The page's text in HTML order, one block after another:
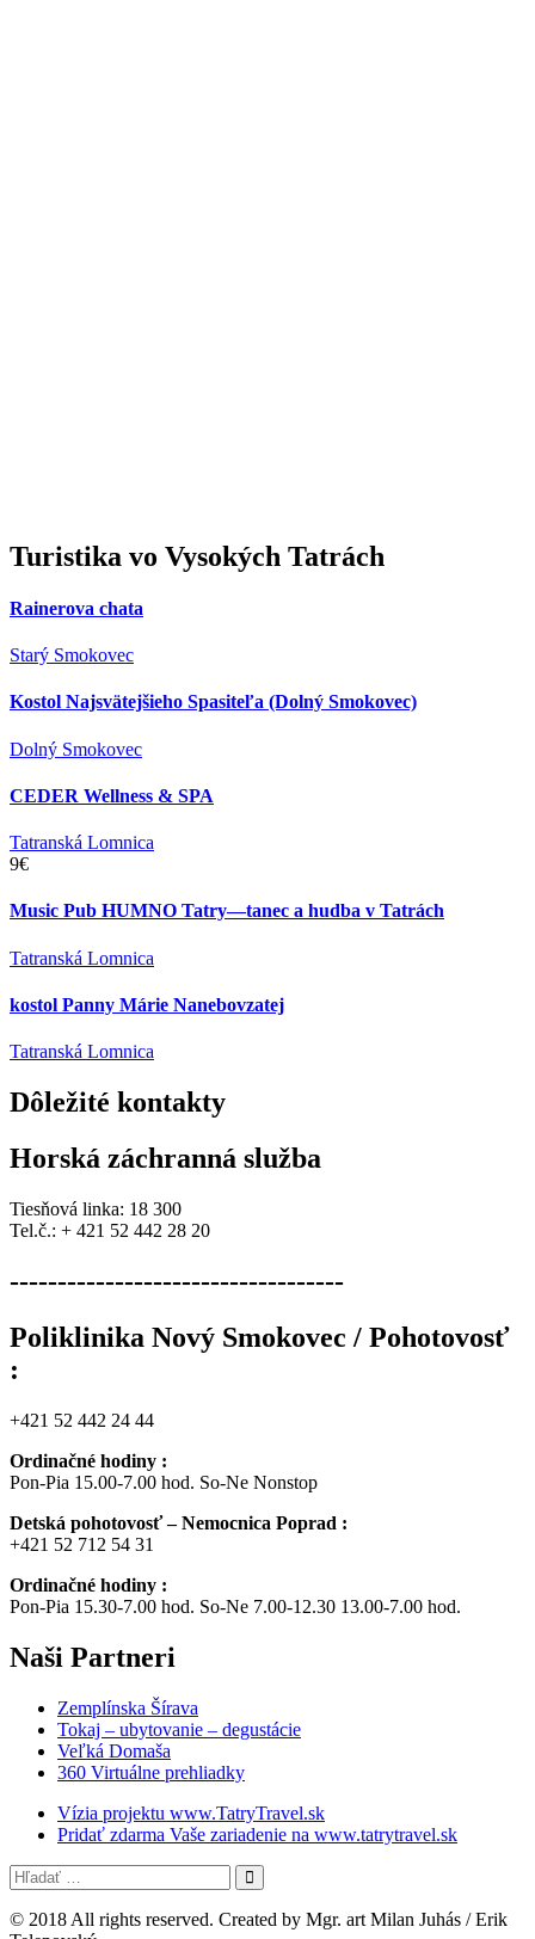
Turistika vo Vysokých Tatrách
Rainerova chata
Starý Smokovec
Kostol Najsvätejšieho Spasiteľa (Dolný Smokovec)
Dolný Smokovec
CEDER Wellness & SPA
Tatranská Lomnica
9€
Music Pub HUMNO Tatry—tanec a hudba v Tatrách
Tatranská Lomnica
kostol Panny Márie Nanebovzatej
Tatranská Lomnica
Dôležité kontakty
Horská záchranná služba
Tiesňová linka: 18 300
Tel.č.: + 421 52 442 28 20
-----------------------------------
Poliklinika Nový Smokovec / Pohotovosť
:
+421 52 442 24 44
Ordinačné hodiny :
Pon-Pia 15.00-7.00 hod. So-Ne Nonstop
Detská pohotovosť – Nemocnica Poprad :
+421 52 712 54 31
Ordinačné hodiny :
Pon-Pia 15.30-7.00 hod. So-Ne 7.00-12.30 13.00-7.00 hod.
Naši Partneri
Zemplínska Šírava
Tokaj – ubytovanie – degustácie
Veľká Domaša
360 Virtuálne prehliadky
Vízia projektu www.TatryTravel.sk
Pridať zdarma Vaše zariadenie na www.tatrytravel.sk
© 2018 All rights reserved. Created by Mgr. art Milan Juhás / Erik